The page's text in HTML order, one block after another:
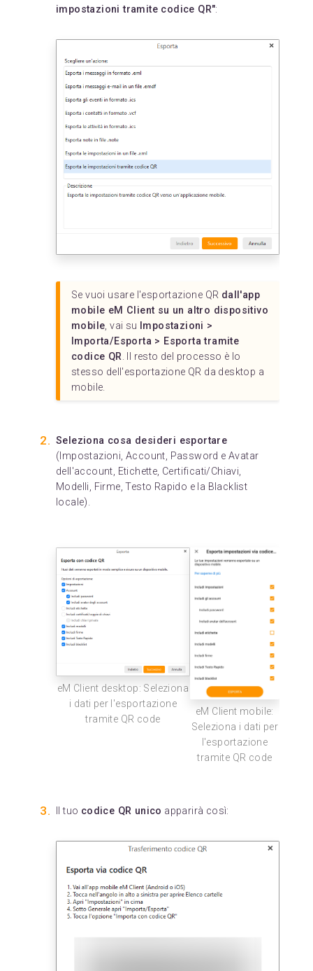
impostazioni tramite codice QR":
Se vuoi usare l'esportazione QR dall'app
mobile eM Client su un altro dispositivo
mobile , vai su
Impostazioni >
Importa/Esporta > Esporta tramite
codice QR
. Il resto del processo è lo
stesso dell'esportazione QR da desktop a
mobile.
Seleziona cosa desideri esportare
(Impostazioni, Account, Password e Avatar
dell'account, Etichette, Certificati/Chiavi,
Modelli, Firme, Testo Rapido e la Blacklist
locale).
eM Client desktop: Seleziona
i dati per l'esportazione
tramite QR code
eM Client mobile:
Seleziona i dati per
l'esportazione
tramite QR code
Il tuo codice QR unico apparirà così: